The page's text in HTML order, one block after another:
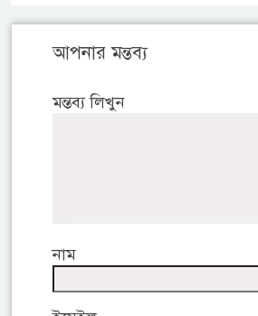
আপনার মন্তব্য
মন্তব্য লিখুন
নাম